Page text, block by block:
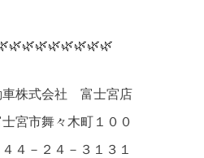
車株式会社 富士宮店
宮市舞々木町１００
－２４－３１３１